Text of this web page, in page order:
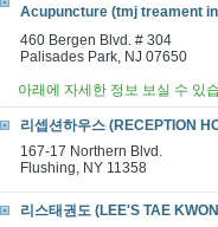
Acupuncture (tmj treament
460 Bergen Blvd. # 304
Palisades Park, NJ 07650
아래에 자세한 정보 보실 수 있
리셉션하우스 (RECEPTION
167-17 Northern Blvd.
Flushing, NY 11358
리스태권도 (LEE'S TAE